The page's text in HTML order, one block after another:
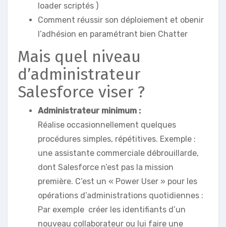
loader scriptés )
Comment réussir son déploiement et obenir
l’adhésion en paramétrant bien Chatter
Mais quel niveau
d’administrateur
Salesforce viser ?
Administrateur minimum :
Réalise occasionnellement quelques
procédures simples, répétitives. Exemple :
une assistante commerciale débrouillarde,
dont Salesforce n’est pas la mission
première. C’est un « Power User » pour les
opérations d’administrations quotidiennes :
Par exemple créer les identifiants d’un
nouveau collaborateur ou lui faire une